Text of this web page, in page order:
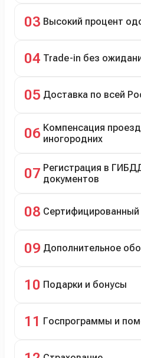
рассрочка 0% на 2 года
03 Высокий процент
04 Trade-in без
05 Доставка по всей
06 Компенсация
иногородних
07 Регистрация в
документов
08
технический ремонт.
09 Дополнительное
10 Подарки и бонусы
программе лояльности.
11 Госпрограммы и